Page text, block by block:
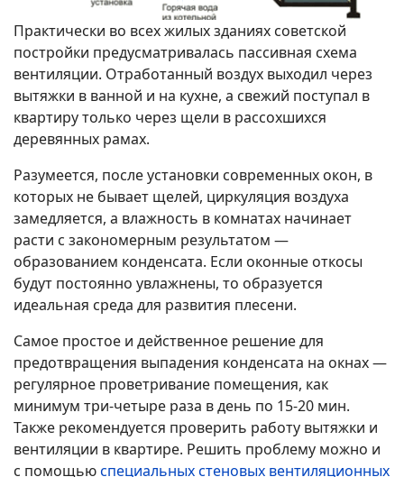
Практически во всех жилых зданиях советской
постройки предусматривалась пассивная схема
вентиляции. Отработанный воздух выходил через
вытяжки в ванной и на кухне, а свежий поступал в
квартиру только через щели в рассохшихся
деревянных рамах.
Разумеется, после установки современных окон, в
которых не бывает щелей, циркуляция воздуха
замедляется, а влажность в комнатах начинает
расти с закономерным результатом —
образованием конденсата. Если оконные откосы
будут постоянно увлажнены, то образуется
идеальная среда для развития плесени.
Самое простое и действенное решение для
предотвращения выпадения конденсата на окнах —
регулярное проветривание помещения, как
минимум три-четыре раза в день по 15-20 мин.
Также рекомендуется проверить работу вытяжки и
вентиляции в квартире. Решить проблему можно и
с помощьюспециальных стеновых вентиляционных